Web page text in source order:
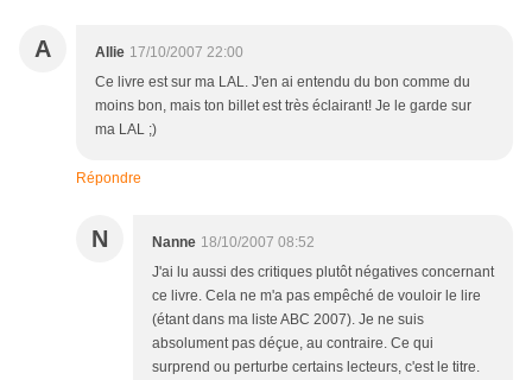
A Allie 17/10/2007 22:00
Ce livre est sur ma LAL. J'en ai entendu du bon comme du
moins bon, mais ton billet est très éclairant! Je le garde sur
ma LAL ;)
Répondre
N Nanne 18/10/2007 08:52
J'ai lu aussi des critiques plutôt négatives concernant
ce livre. Cela ne m'a pas empêché de vouloir le lire
(étant dans ma liste ABC 2007). Je ne suis
absolument pas déçue, au contraire. Ce qui
surprend ou perturbe certains lecteurs, c'est le titre.